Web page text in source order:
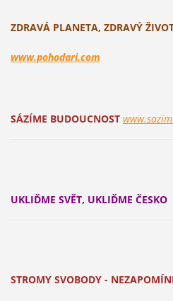
ZDRAVÁ PLANETA, ZDRAVÝ
www.pohodari.com
SÁZÍME BUDOUCNOST
UKLIĎME SVĚT, UKLIĎME ČESKO
STROMY SVOBODY -